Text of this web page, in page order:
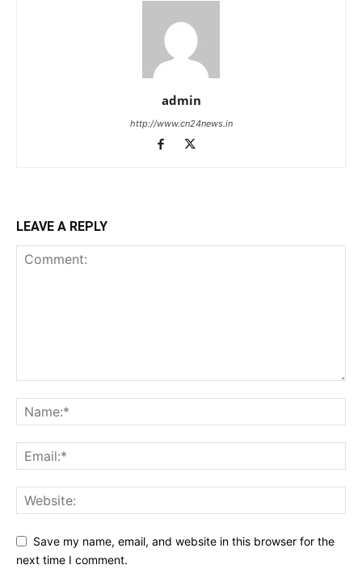
admin
http://www.cn24news.in
LEAVE A REPLY
Save my name, email, and website in this browser for the
next time I comment.